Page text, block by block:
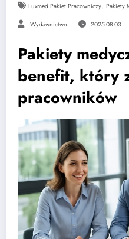
Luxmed Pakiet Pracowniczy, Pakiety
Wydawnictwo 2025-08-03
Pakiety
benefit, który
pracowników